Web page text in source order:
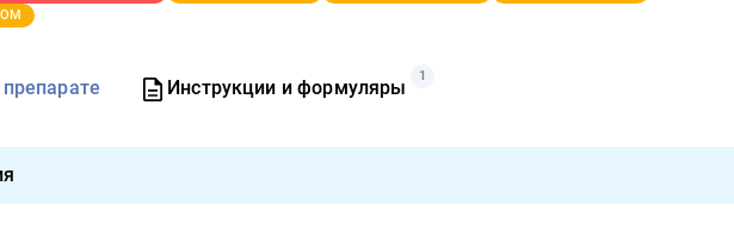
Инструкции и формуляры
1